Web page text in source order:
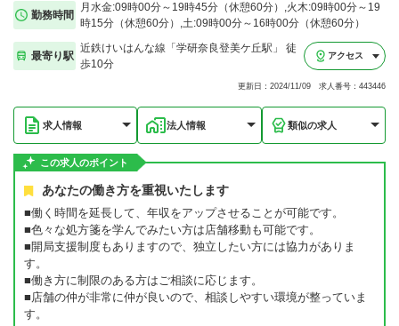
勤務時間
月水金:09時00分～19時45分（休憩60分）,火木:09時00分～19
時15分（休憩60分）,土:09時00分～16時00分（休憩60分）
最寄り駅
近鉄けいはんな線「学研奈良登美ケ丘駅」 徒
歩10分
アクセス
更新日：2024/11/09 求人番号：443446
求人情報 法人情報 類似の求人
この求人のポイント
あなたの働き方を重視いたします
■働く時間を延長して、年収をアップさせることが可能です。
■色々な処方箋を学んでみたい方は店舗移動も可能です。
■開局支援制度もありますので、独立したい方には協力がありま
す。
■働き方に制限のある方はご相談に応じます。
■店舗の仲が非常に仲が良いので、相談しやすい環境が整っていま
す。